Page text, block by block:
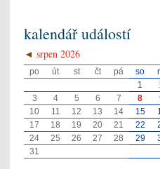
kalendář událostí
◄ srpen 2026
po út st čt pá so
1
3
4 5 6 7 8
10
11 12 13 14 15
17
18 19 20 21 22
24
25 26 27 28 29
31